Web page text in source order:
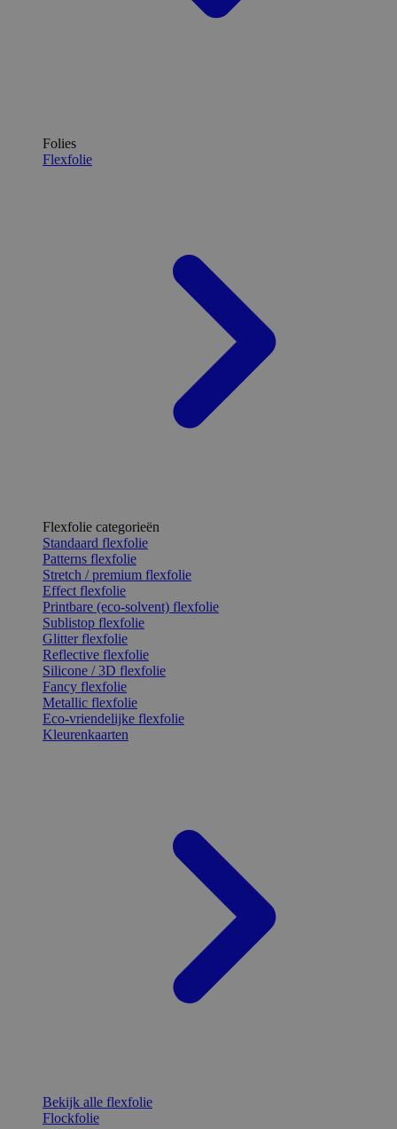
Folies
Flexfolie
Flexfolie categorieën
Standaard flexfolie
Patterns flexfolie
Stretch / premium flexfolie
Effect flexfolie
Printbare (eco-solvent) flexfolie
Sublistop flexfolie
Glitter flexfolie
Reflective flexfolie
Silicone / 3D flexfolie
Fancy flexfolie
Metallic flexfolie
Eco-vriendelijke flexfolie
Kleurenkaarten
Bekijk alle flexfolie
Flockfolie